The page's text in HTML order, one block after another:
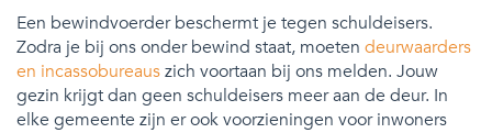
Een bewindvoerder beschermt je tegen schuldeisers.
Zodra je bij ons onder bewind staat, moeten deurwaarders
en incassobureauszich voortaan bij ons melden. Jouw
gezin krijgt dan geen schuldeisers meer aan de deur. In
elke gemeente zijn er ook voorzieningen voor inwoners